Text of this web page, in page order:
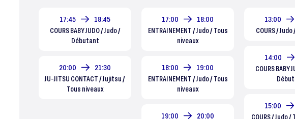
17:45
18:45
COURS BABY JUDO / Judo /
Débutant
20:00
21:30
JU-JITSU CONTACT / Jujitsu /
Tous niveaux
17:00
18:00
ENTRAINEMENT / Judo / Tous
niveaux
18:00
19:00
ENTRAINEMENT / Judo / Tous
niveaux
19:00
20:00
13:00
COURS /
14:00
COURS BABY
15:00
COURS / Judo